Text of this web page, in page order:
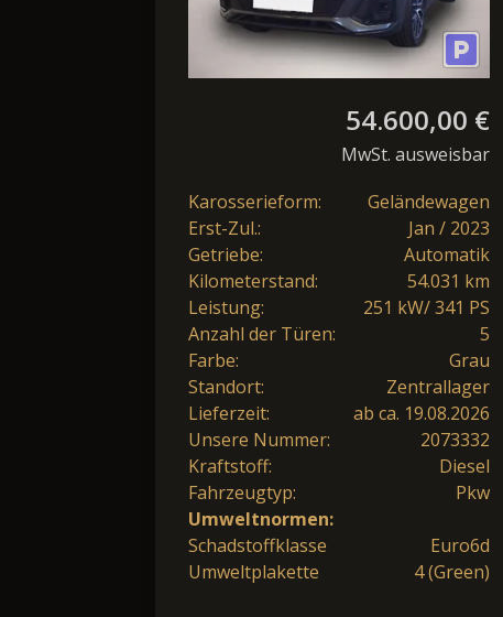
54.600,00 €
MwSt. ausweisbar
Karosserieform:
Geländewagen
Erst-Zul.:
Jan / 2023
Getriebe:
Automatik
Kilometerstand:
54.031 km
Leistung:
251 kW/ 341 PS
Anzahl der Türen:
5
Farbe:
Grau
Standort:
Zentrallager
Lieferzeit:
ab ca. 19.08.2026
Unsere Nummer:
2073332
Kraftstoff:
Diesel
Fahrzeugtyp:
Pkw
Umweltnormen:
Schadstoffklasse
Euro6d
Umweltplakette
4 (Green)